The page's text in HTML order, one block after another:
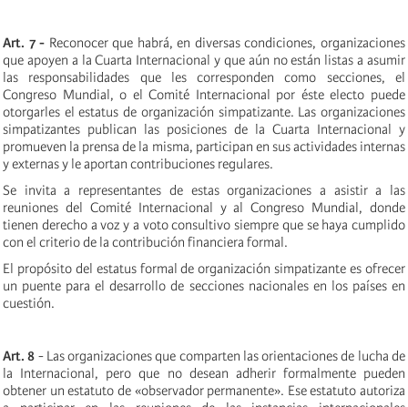
Art. 7 - Reconocer que habrá, en diversas condiciones, organizaciones
que apoyen a la Cuarta Internacional y que aún no están listas a asumir
las responsabilidades que les corresponden como secciones, el
Congreso Mundial, o el Comité Internacional por éste electo puede
otorgarles el estatus de organización simpatizante. Las organizaciones
simpatizantes publican las posiciones de la Cuarta Internacional y
promueven la prensa de la misma, participan en sus actividades internas
y externas y le aportan contribuciones regulares.
Se invita a representantes de estas organizaciones a asistir a las
reuniones del Comité Internacional y al Congreso Mundial, donde
tienen derecho a voz y a voto consultivo siempre que se haya cumplido
con el criterio de la contribución financiera formal.
El propósito del estatus formal de organización simpatizante es ofrecer
un puente para el desarrollo de secciones nacionales en los países en
cuestión.
Art. 8 - Las organizaciones que comparten las orientaciones de lucha de
la Internacional, pero que no desean adherir formalmente pueden
obtener un estatuto de «observador permanente». Ese estatuto autoriza